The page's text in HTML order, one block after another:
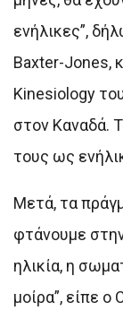
ενήλικες”,
Baxter-Jones,
Kinesiology
στον Καναδά.
τους ως
Μετά, τα
φτάνουμε
ηλικία, η
μοίρα”, είπε ο